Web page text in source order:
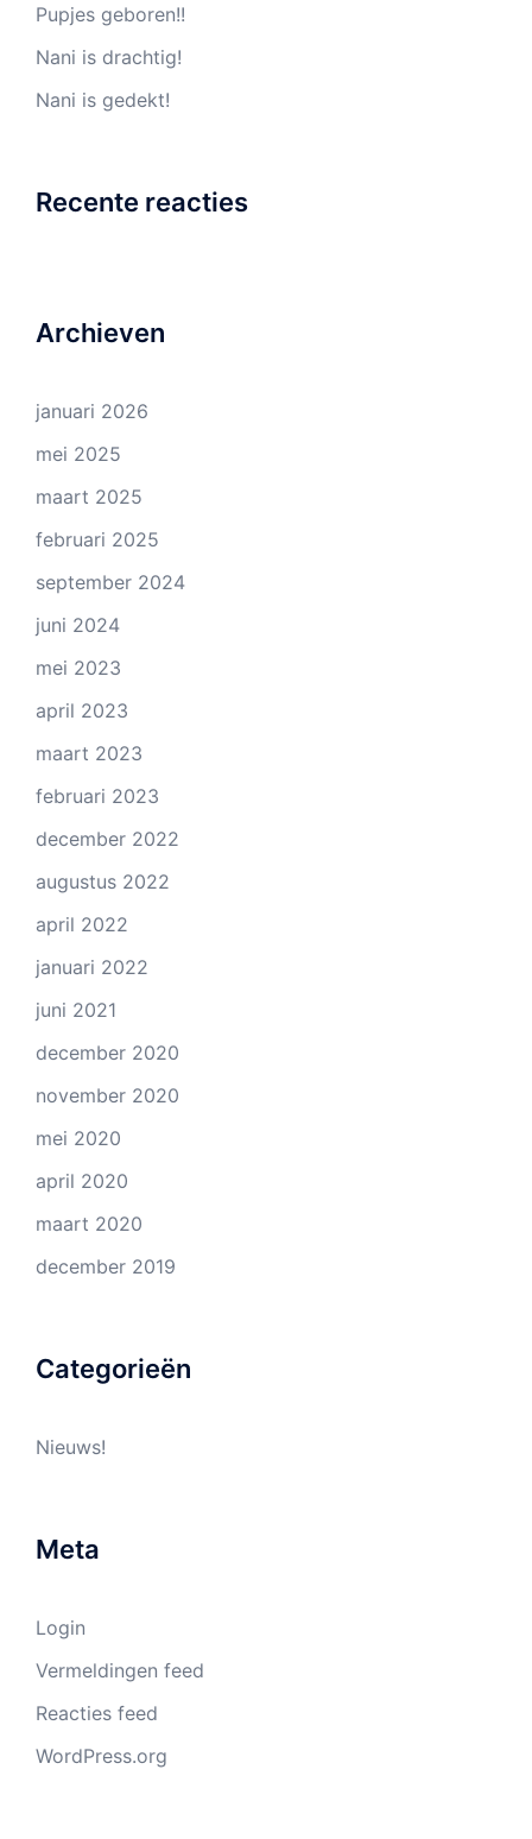
Pupjes geboren!!
Nani is drachtig!
Nani is gedekt!
Recente reacties
Archieven
januari 2026
mei 2025
maart 2025
februari 2025
september 2024
juni 2024
mei 2023
april 2023
maart 2023
februari 2023
december 2022
augustus 2022
april 2022
januari 2022
juni 2021
december 2020
november 2020
mei 2020
april 2020
maart 2020
december 2019
Categorieën
Nieuws!
Meta
Login
Vermeldingen feed
Reacties feed
WordPress.org